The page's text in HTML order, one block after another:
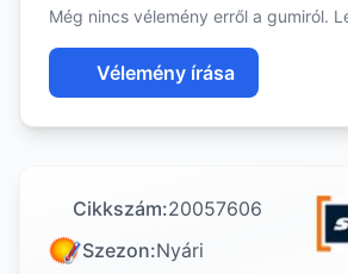
Még nincs vélemény erről a gumiról.
Vélemény írása
Cikkszám:20057606
Szezon:Nyári